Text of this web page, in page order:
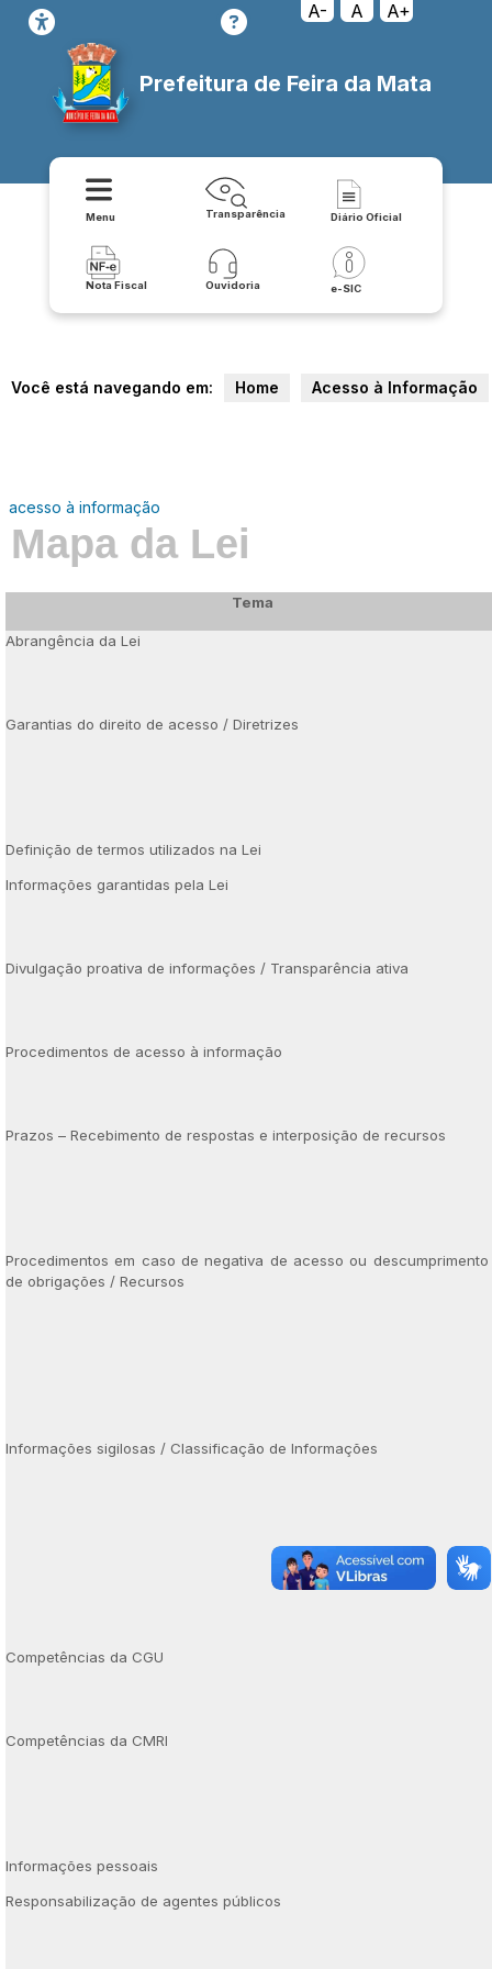
A- A A+
Prefeitura de Feira da Mata
Menu Transparência Diário Oficial
Nota Fiscal Ouvidoria e-SIC
Você está navegando em: Home Acesso à Informação
acesso à informação
Mapa da Lei
Tema
Abrangência da Lei
Garantias do direito de acesso / Diretrizes
Definição de termos utilizados na Lei
Informações garantidas pela Lei
Divulgação proativa de informações / Transparência ativa
Procedimentos de acesso à informação
Prazos – Recebimento de respostas e interposição de recursos
Procedimentos em caso de negativa de acesso ou
de obrigações / Recursos
Informações sigilosas / Classificação de Informações
Competências da CGU
Competências da CMRI
Informações pessoais
Responsabilização de agentes públicos